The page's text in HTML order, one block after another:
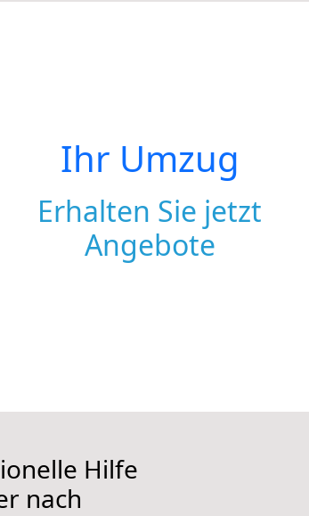
Ihr Umzug
Erhalten Sie jetzt
Angebote
Hilfe
nach